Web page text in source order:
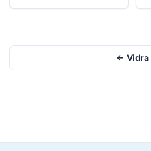
← Vidra